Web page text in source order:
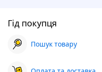
Гід покупця
Пошук товару